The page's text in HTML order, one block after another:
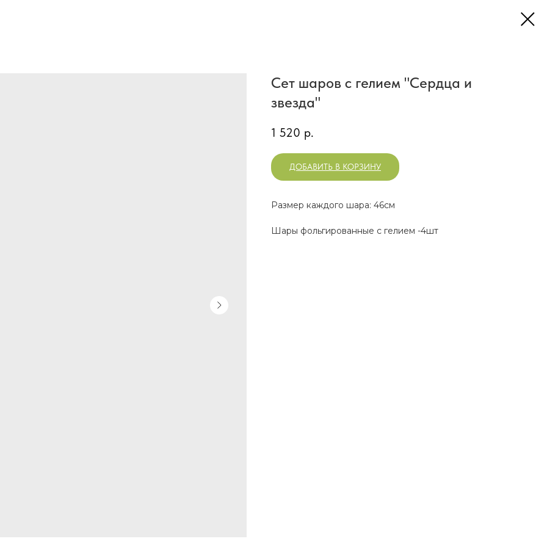
Сет шаров с гелием "Сердца и
звезда"
1 520 р.
ДОБАВИТЬ В КОРЗИНУ
Размер каждого шара: 46см
Шары фольгированные с гелием -4шт